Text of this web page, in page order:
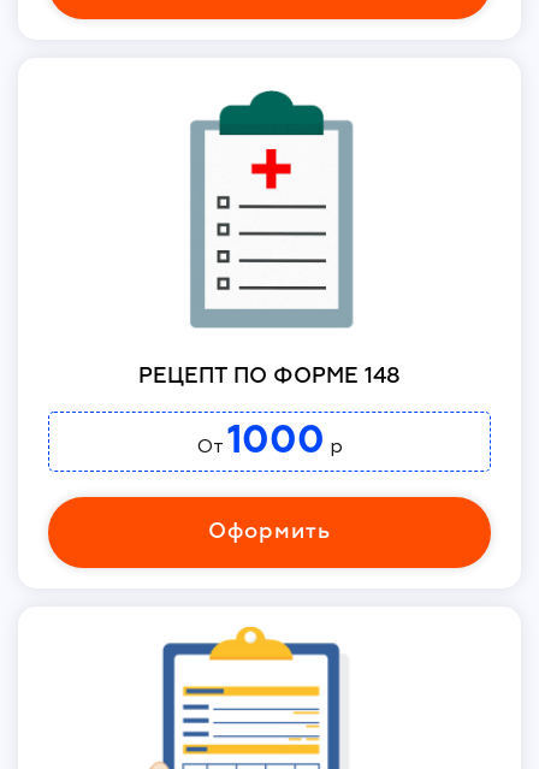
РЕЦЕПТ ПО ФОРМЕ 148
От 1000 р
Оформить